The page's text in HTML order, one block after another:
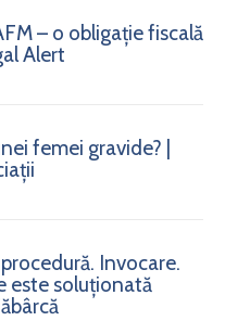
– o obligație fiscală
Alert
femei gravide? |
Invocare.
este soluționată